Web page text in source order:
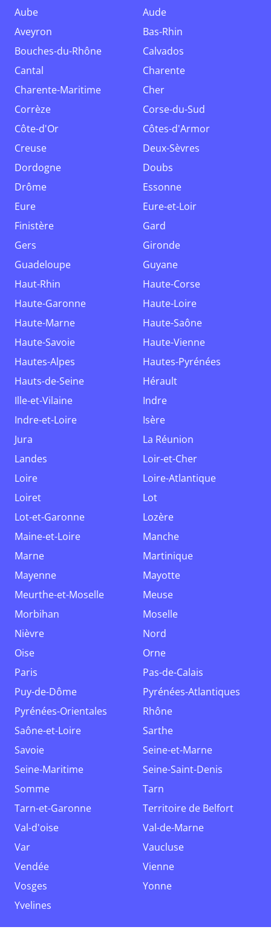
Aube
Aude
Aveyron
Bas-Rhin
Bouches-du-Rhône
Calvados
Cantal
Charente
Charente-Maritime
Cher
Corrèze
Corse-du-Sud
Côte-d'Or
Côtes-d'Armor
Creuse
Deux-Sèvres
Dordogne
Doubs
Drôme
Essonne
Eure
Eure-et-Loir
Finistère
Gard
Gers
Gironde
Guadeloupe
Guyane
Haut-Rhin
Haute-Corse
Haute-Garonne
Haute-Loire
Haute-Marne
Haute-Saône
Haute-Savoie
Haute-Vienne
Hautes-Alpes
Hautes-Pyrénées
Hauts-de-Seine
Hérault
Ille-et-Vilaine
Indre
Indre-et-Loire
Isère
Jura
La Réunion
Landes
Loir-et-Cher
Loire
Loire-Atlantique
Loiret
Lot
Lot-et-Garonne
Lozère
Maine-et-Loire
Manche
Marne
Martinique
Mayenne
Mayotte
Meurthe-et-Moselle
Meuse
Morbihan
Moselle
Nièvre
Nord
Oise
Orne
Paris
Pas-de-Calais
Puy-de-Dôme
Pyrénées-Atlantiques
Pyrénées-Orientales
Rhône
Saône-et-Loire
Sarthe
Savoie
Seine-et-Marne
Seine-Maritime
Seine-Saint-Denis
Somme
Tarn
Tarn-et-Garonne
Territoire de Belfort
Val-d'oise
Val-de-Marne
Var
Vaucluse
Vendée
Vienne
Vosges
Yonne
Yvelines